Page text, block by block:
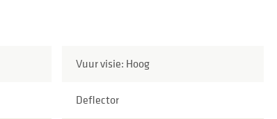
Vuur visie: Hoog
Deflector